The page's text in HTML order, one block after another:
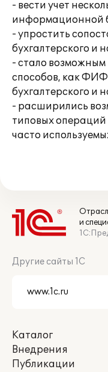
- вести учет
информационной
- упростить
бухгалтерского и
- стало
способов, как
бухгалтерского и
- расширились
типовых операций
часто
и
Другие сайты 1С
Каталог
Внедрения
Публикации